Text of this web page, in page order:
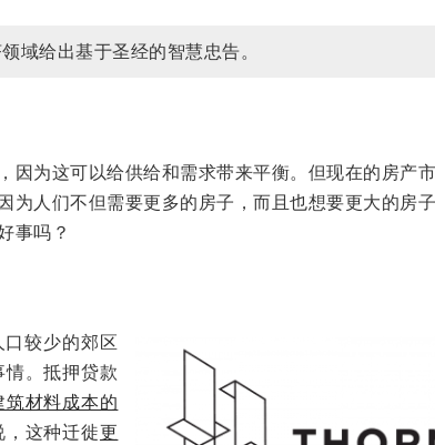
域给出基于圣经的智慧忠告。
为这可以给供给和需求带来平衡。但现在的房产
人们不但需要更多的房子，而且也想要更大的房
事吗？
较少的郊区
。抵押贷款
筑材料成本的
，这种迁徙更